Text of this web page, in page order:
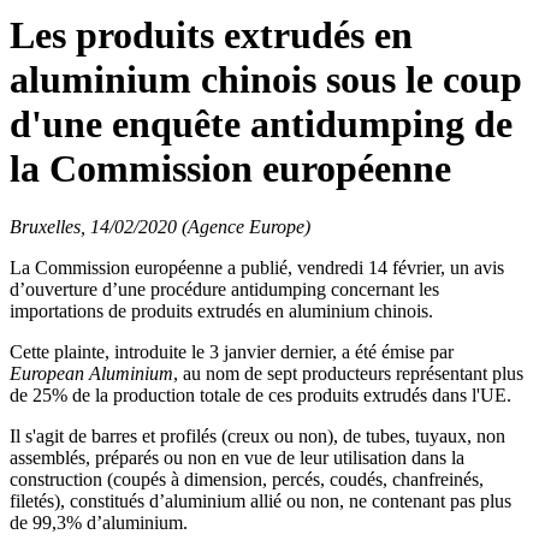
Les produits extrudés en
aluminium chinois sous le coup
d'une enquête antidumping de
la Commission européenne
Bruxelles, 14/02/2020 (Agence Europe)
La Commission européenne a publié, vendredi 14 février, un avis
d’ouverture d’une procédure antidumping concernant les
importations de produits extrudés en aluminium chinois.
Cette plainte, introduite le 3 janvier dernier, a été émise par
European Aluminium, au nom de sept producteurs représentant plus
de 25% de la production totale de ces produits extrudés dans l'UE.
Il s'agit de barres et profilés (creux ou non), de tubes, tuyaux, non
assemblés, préparés ou non en vue de leur utilisation dans la
construction (coupés à dimension, percés, coudés, chanfreinés,
filetés), constitués d’aluminium allié ou non, ne contenant pas plus
de 99,3% d’aluminium.